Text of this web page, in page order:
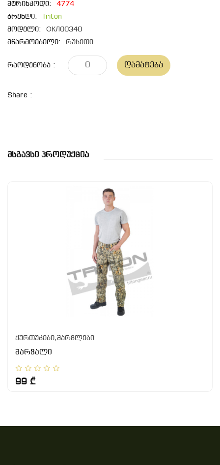
შტრიხკოდი:
4774
ბრენდი:
Triton
მოდელი:
ОКЛ00340
მწარმოებელი:
რუსეთი
Რაოდენობა : Დამატება
Share :
Მსგავსი Პროდუქცია
ქურთუკები,შარვლები
შარვალი
99 ₾